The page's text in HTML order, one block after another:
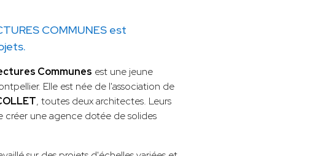
COMMUNES est
Communes est une jeune
Elle est née de l'association de
, toutes deux architectes. Leurs
créer une agence dotée de solides